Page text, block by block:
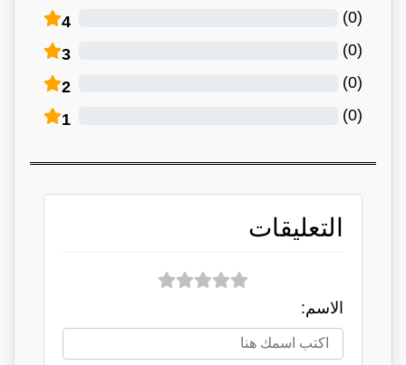
4 (
0
)
3 (
0
)
2 (
0
)
1 (
0
)
التعليقات
الاسم: